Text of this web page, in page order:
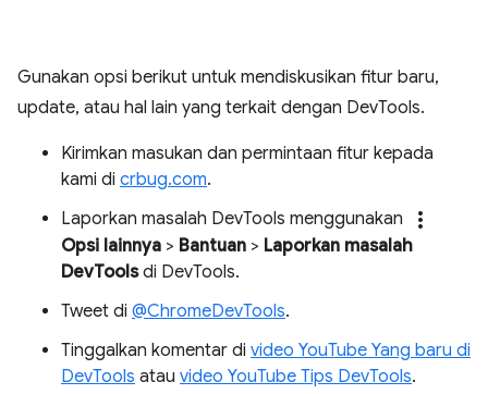
Gunakan opsi berikut untuk mendiskusikan fitur baru,
update, atau hal lain yang terkait dengan DevTools.
Kirimkan masukan dan permintaan fitur kepada
kami di crbug.com.
Laporkan masalah DevTools menggunakan
more_vert
Opsi lainnya > Bantuan > Laporkan masalah
DevToolsdi DevTools.
Tweet di @ChromeDevTools.
Tinggalkan komentar di video YouTube Yang baru di
DevTools atau video YouTube Tips DevTools.